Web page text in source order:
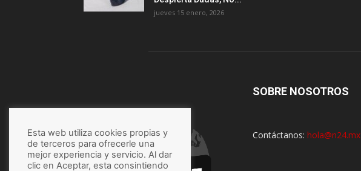
jueves 15 enero, 2026
SOBRE NOSOTROS
Contáctanos: hola@n24.mx
Esta web utiliza cookies propias y
de terceros para ofrecerle una
mejor experiencia y servicio. Al dar
clic en Aceptar, esta consintiendo